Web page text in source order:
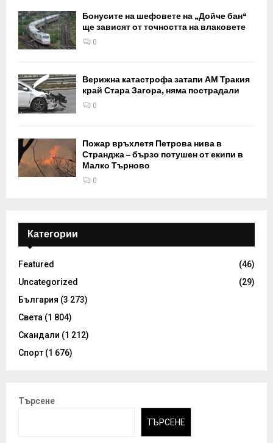
Бонусите на шефовете на „Дойче бан“
ще зависят от точността на влаковете
0
Верижна катастрофа затапи АМ Тракия
край Стара Загора, няма пострадали
0
Пожар връхлетя Петрова нива в
Странджа – бързо потушен от екипи в
Малко Търново
0
Категории
Featured
(46)
Uncategorized
(29)
България (3 273)
Света (1 804)
Скандали (1 212)
Спорт (1 676)
Търсене
ТЪРСЕНЕ